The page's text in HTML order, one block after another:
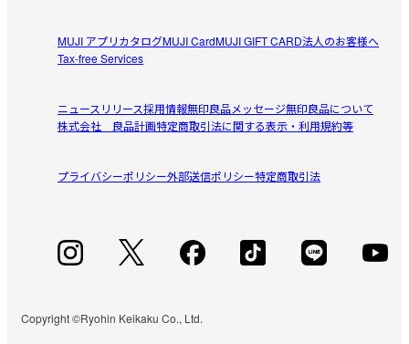
MUJI アプリカタログMUJI CardMUJI GIFT CARD法人のお客様へ
Tax-free Services
ニュースリリース採用情報無印良品メッセージ無印良品について
株式会社 良品計画特定商取引法に関する表示・利用規約等
プライバシーポリシー外部送信ポリシー特定商取引法
Copyright ©Ryohin Keikaku Co., Ltd.